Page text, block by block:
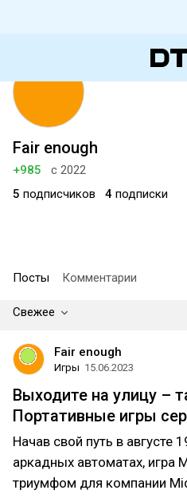
Fair enough
+985
с 2022
5 подписчиков 4 подписки
Посты Комментарии
Свежее
Fair enough
Игры 15.06.2023
Выходите на улицу –
Портативные игры
Начав свой путь в августе
аркадных автоматах, игра
триумфом для компании